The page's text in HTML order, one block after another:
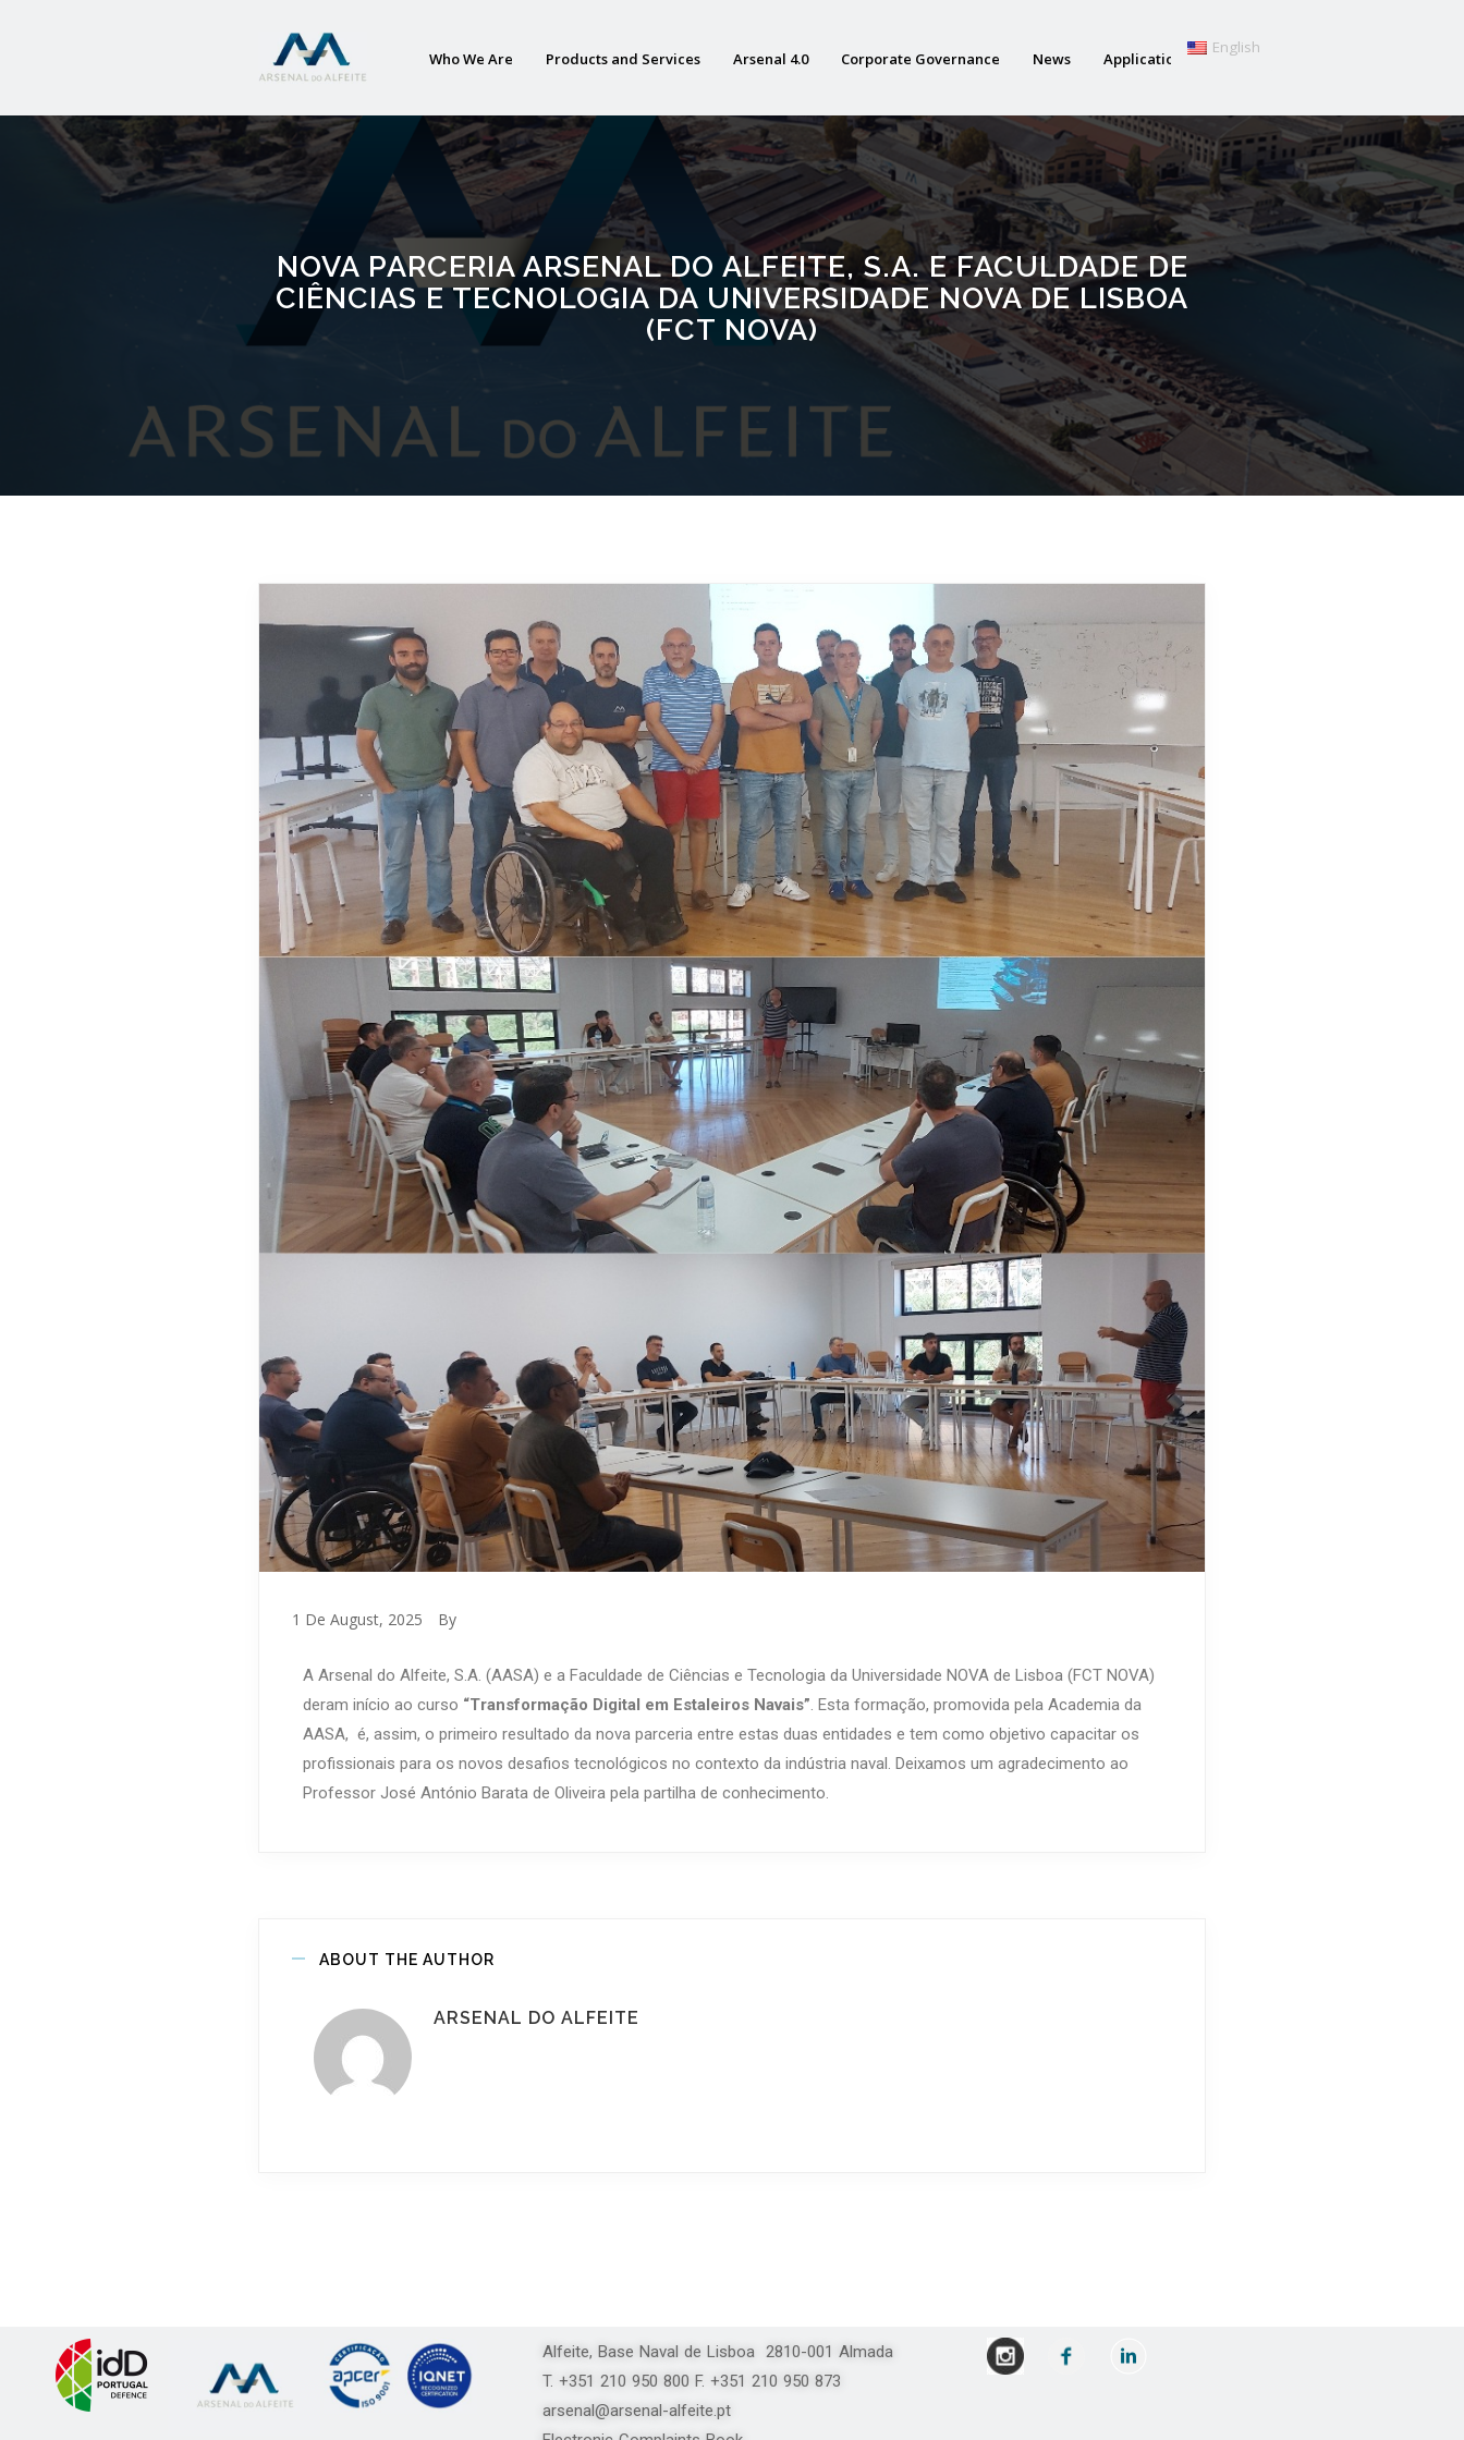
Who We Are Products and Services Arsenal 4.0 Corporate Governance News Applications
NOVA PARCERIA ARSENAL DO ALFEITE, S.A. E FACULDADE DE
CIÊNCIAS E TECNOLOGIA DA UNIVERSIDADE NOVA DE LISBOA
(FCT NOVA)
1 De August, 2025 By
A Arsenal do Alfeite, S.A. (AASA) e a Faculdade de Ciências e Tecnologia da Universidade NOVA de Lisboa (FCT NOVA)
deram início ao curso “Transformação Digital em Estaleiros Navais”. Esta formação, promovida pela Academia da
AASA, é, assim, o primeiro resultado da nova parceria entre estas duas entidades e tem como objetivo capacitar os
profissionais para os novos desafios tecnológicos no contexto da indústria naval. Deixamos um agradecimento ao
Professor José António Barata de Oliveira pela partilha de conhecimento.
ABOUT THE AUTHOR
ARSENAL DO ALFEITE
Alfeite, Base Naval de Lisboa 2810-001 Almada
T. +351 210 950 800 F. +351 210 950 873
arsenal@arsenal-alfeite.pt
English